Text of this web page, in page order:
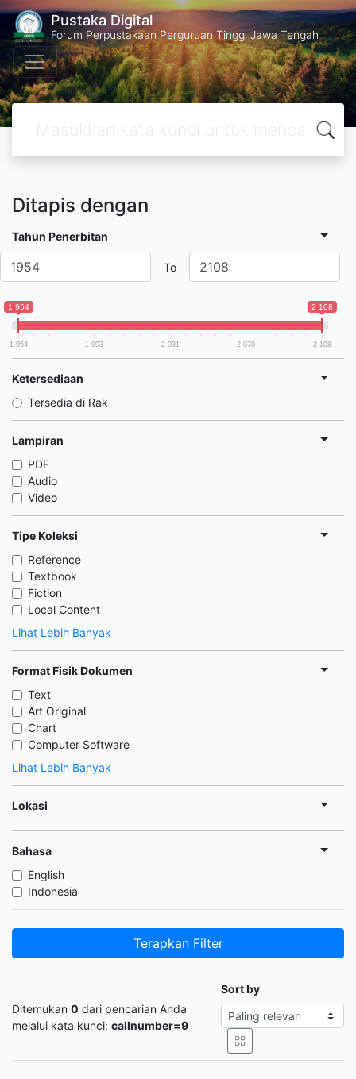
Pustaka Digital
Forum Perpustakaan Perguruan Tinggi Jawa Tengah
Ditapis dengan
Tahun Penerbitan
To
1 954 2 108
1 954 1 993 2 031 2 070 2 108
Ketersediaan
Tersedia di Rak
Lampiran
PDF
Audio
Video
Tipe Koleksi
Reference
Textbook
Fiction
Local Content
Lihat Lebih Banyak
Format Fisik Dokumen
Text
Art Original
Chart
Computer Software
Lihat Lebih Banyak
Lokasi
Bahasa
English
Indonesia
Terapkan Filter
Ditemukan 0 dari pencarian Anda
melalui kata kunci: callnumber=9
Sort by